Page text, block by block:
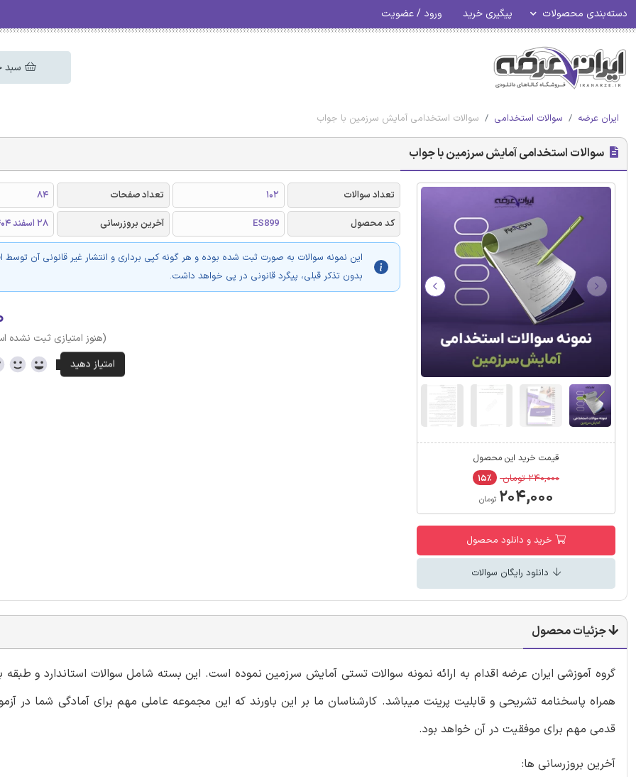
دسته‌بندی محصولات پیگیری خرید ورود / عضویت
سبد
ایران عرضه سوالات استخدامی سوالات استخدامی آمایش سرزمین با جواب
سوالات استخدامی آمایش سرزمین با جواب
قیمت خرید این محصول
۲۴۰,۰۰۰ تومان ۱۵٪
۲۰۴,۰۰۰ تومان
خرید و دانلود محصول
دانلود رایگان سوالات
تعداد سوالات 102 تعداد صفحات
84
کد محصول
ES899 آخرین بروزرسانی 28 اسفند 1404
این نمونه سوالات به صورت ثبت شده بوده و هر گونه کپی برداری و انتشار غیر قانونی آن توسط
بدون تذکر قبلی، پیگرد قانونی در پی خواهد داشت.
(هنوز امتیازی ثبت نشده
جزئیات محصول
گروه آموزشی ایران عرضه اقدام به ارائه نمونه سوالات تستی آمایش سرزمین نموده است. این بسته شامل سوالات استاندارد و
همراه پاسخنامه تشریحی و قابلیت پرینت میباشد. کارشناسان ما بر این باورند که این مجموعه عاملی مهم برای آمادگی شما در
قدمی مهم برای موفقیت در آن خواهد بود.
آخرین بروزرسانی ها: